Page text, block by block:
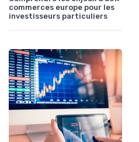
commerces europe pour les
investisseurs particuliers